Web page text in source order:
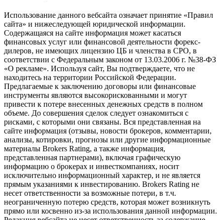
Использование данного вебсайта означает принятие «Правил
сайта» и нижеследующей юридической информации.
Содержащаяся на сайте информация может касаться
финансовых услуг или финансовой деятельности форекс-
дилеров, не имеющих лицензию ЦБ и членства в СРО, в
соответствии с Федеральным законом от 13.03.2006 г. №38-ФЗ
«О рекламе». Используя сайт, Вы подтверждаете, что не
находитесь на территории Российской Федерации.
Предлагаемые к заключению договоры или финансовые
инструменты являются высокорискованными и могут
привести к потере внесенных денежных средств в полном
объеме. До совершения сделок следует ознакомиться с
рисками, с которыми они связаны. Вся представленная на
сайте информация (отзывы, новости брокеров, комментарии,
анализы, котировки, прогнозы или другие информационные
материалы Brokers Rating, а также информация,
представленная партнерами), включая графическую
информацию о брокерах и инвесткомпаниях, носит
исключительно информационный характер, и не является
прямым указаниями к инвестированию. Brokers Rating не
несет ответственности за возможные потери, в т.ч.
неограниченную потерю средств, которая может возникнуть
прямо или косвенно из-за использования данной информации.